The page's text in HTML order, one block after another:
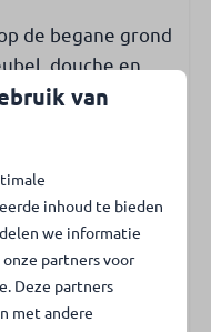
de begane grond
douche en
en biedt
is uitgerust
2 ligstoelen,
buitenlucht.
van
inhoud te bieden
we informatie
partners voor
Deze partners
met andere